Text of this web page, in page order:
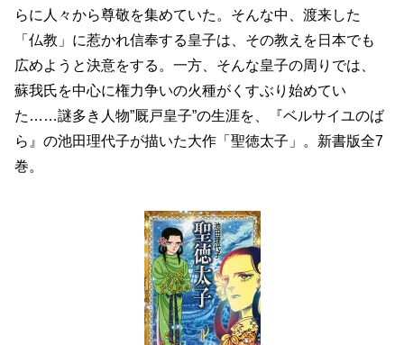
らに人々から尊敬を集めていた。そんな中、渡来した
「仏教」に惹かれ信奉する皇子は、その教えを日本でも
広めようと決意をする。一方、そんな皇子の周りでは、
蘇我氏を中心に権力争いの火種がくすぶり始めてい
た……謎多き人物”厩戸皇子”の生涯を、『ベルサイユのば
ら』の池田理代子が描いた大作「聖徳太子」。新書版全7
巻。